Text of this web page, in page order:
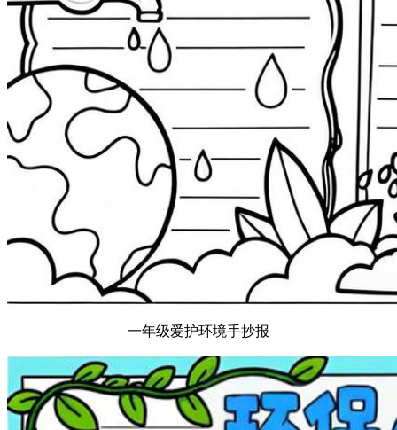
一年级爱护环境手抄报